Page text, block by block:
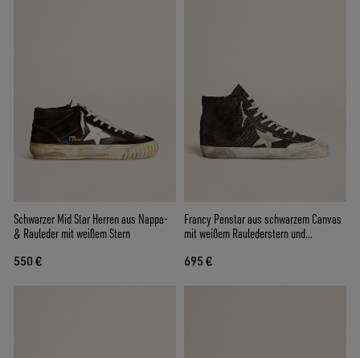
Schwarzer Mid Star Herren aus Nappa-
& Rauleder mit weißem Stern
550 €
Francy Penstar aus schwarzem Canvas
mit weißem Raulederstern und
695 €